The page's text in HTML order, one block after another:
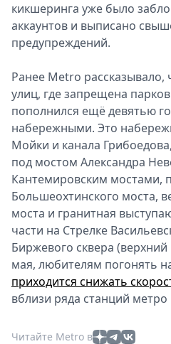
кикшеринга уже было
аккаунтов и выписано
предупреждений.
Ранее Metro рассказывало,
улиц, где запрещена
пополнился ещё девятью
набережными. Это
Мойки и канала
под мостом Александра
Кантемировским мостами,
Большеохтинского моста,
моста и гранитная
части на Стрелке
Биржевого сквера
мая, любителям погонять
приходится снижать
вблизи ряда станций
Читайте Metro в